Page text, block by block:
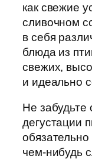
как свежие
сливочном
в себя
блюда из
свежих,
и идеально
Не забудьте
дегустации
обязательно
чем-нибудь